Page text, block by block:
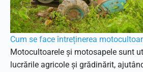
Cum se face întreținerea
Motocultoarele și motosapele sunt
lucrările agricole și grădinărit,